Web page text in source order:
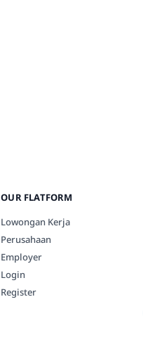
OUR FLATFORM
Lowongan Kerja
Perusahaan
Employer
Login
Register